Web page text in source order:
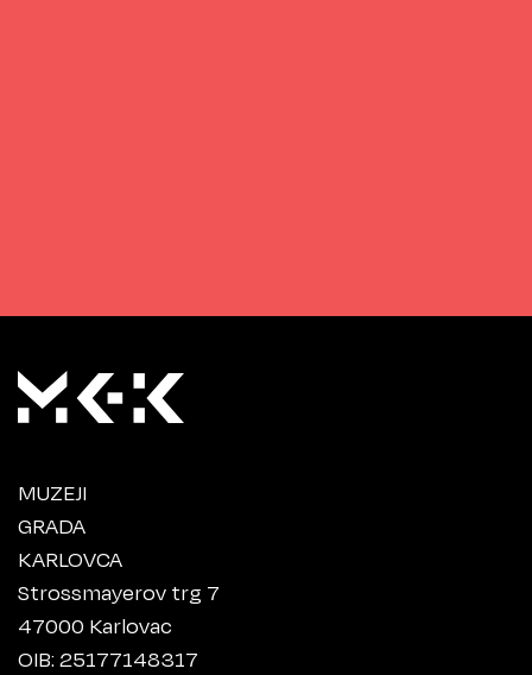
MUZEJI
GRADA
KARLOVCA
Strossmayerov trg 7
47000 Karlovac
OIB: 25177148317